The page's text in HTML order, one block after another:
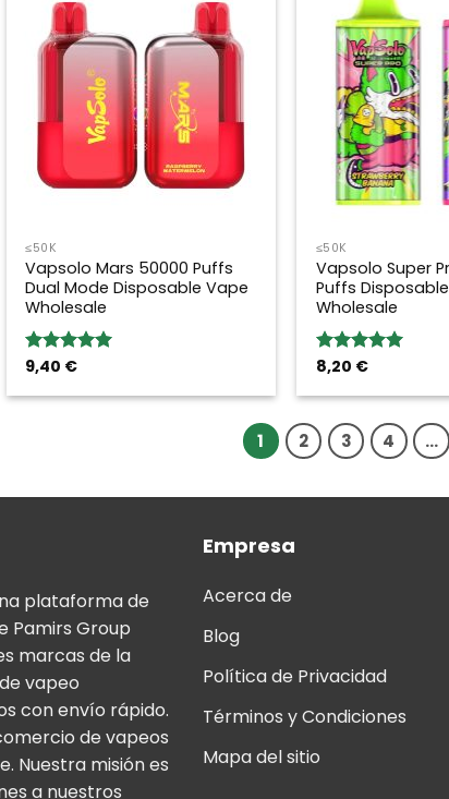
≤50K
Vapsolo Mars 50000 Puffs
Dual Mode Disposable Vape
Wholesale
Valoración:
5
9,40 €
≤50K
Vapsolo Super
Puffs
Wholesale
Valoración:
5
8,20 €
1 2 3 4 …
plataforma de
Pamirs Group
marcas de la
vapeo
con envío rápido.
de vapeos
Nuestra misión es
a nuestros
Empresa
Acerca de
Blog
Política de Privacidad
Términos y Condiciones
Mapa del sitio